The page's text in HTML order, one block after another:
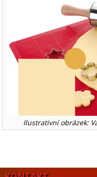
Ilustrativní obrázek: